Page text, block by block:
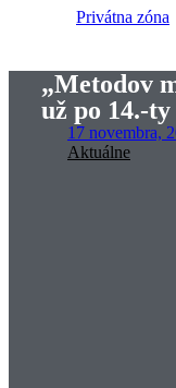
Privátna zóna
„Metodov
už po 14.-
17 novembra,
Aktuálne